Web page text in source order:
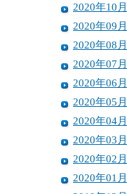
2020年10月
2020年09月
2020年08月
2020年07月
2020年06月
2020年05月
2020年04月
2020年03月
2020年02月
2020年01月